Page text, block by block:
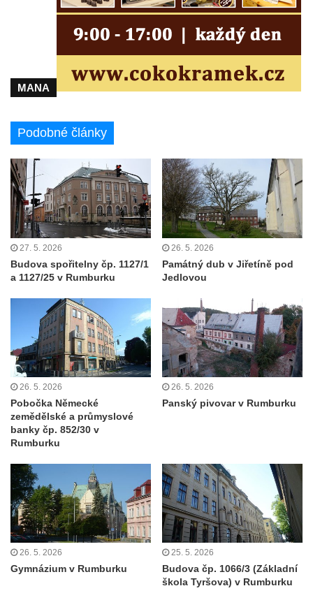
Pomník J. V. Kamarýta v Krumlovské ulici ve
Velešíně
Pamětní deska arcibiskupa Micara ve
vstupu do poutního místa Římov
Plastika Koule v Gutenbergově ulici v
Pamětní deska Vojtěcha Kocmicha na
Pomník na paměť zrušení roboty v Plavu
Socha vodníka v Plavu
Socha svatého Jana Nepomuckého v
Třebušíně
Fischera na domě čp. 5/16 na třídě 9.
Pamětní deska Johanna Neumanna
severně od Tokáně
Obrázek svatého Huberta na buku svatého
Huberta
východně od Srbské Kamenice
Busta Jana Amose Komenského na domě
Socha ležícího koně v Sadech
Československé armády v Teplicích
Socha Medvídě v Tierpark Chemnitz
Sochy Ležící žena v Tierpark Chemnitz
Sochy Ptáci v Tierpark Chemnitz
Socha Skupina jeřábů v Tierpark Chemnitz
MANA
Podobné články
27. 5. 2026
Budova spořitelny čp. 1127/1
a 1127/25 v Rumburku
26. 5. 2026
Památný dub v Jiřetíně pod
Jedlovou
26. 5. 2026
Pobočka Německé
zemědělské a průmyslové
banky čp. 852/30 v
Rumburku
26. 5. 2026
Panský pivovar v Rumburku
26. 5. 2026
Gymnázium v Rumburku
25. 5. 2026
Budova čp. 1066/3 (Základní
škola Tyršova) v Rumburku